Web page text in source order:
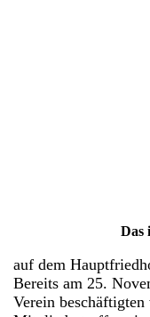
Das
auf dem
Bereits am 25.
Verein